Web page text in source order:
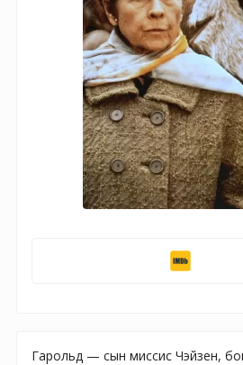
Гарольд — сын миссис Чэйзен,